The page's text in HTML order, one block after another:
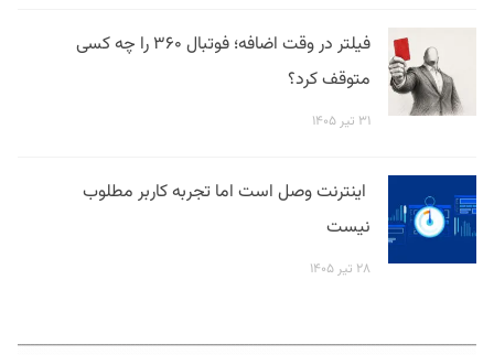
فیلتر در وقت اضافه؛ فوتبال ۳۶۰ را چه کسی
متوقف کرد؟
۳۱ تیر ۱۴۰۵
اینترنت وصل است اما تجربه کاربر مطلوب
نیست
۲۸ تیر ۱۴۰۵